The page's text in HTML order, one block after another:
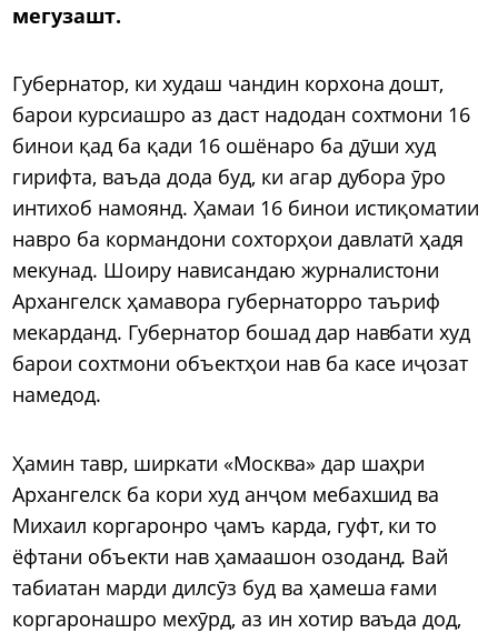
мегузашт.
Губернатор, ки худаш чандин корхона дошт,
барои курсиашро аз даст надодан сохтмони 16
бинои қад ба қади 16 ошёнаро ба дӯши худ
гирифта, ваъда дода буд, ки агар дубора ӯро
интихоб намоянд. Ҳамаи 16 бинои истиқоматии
навро ба кормандони сохторҳои давлатӣ ҳадя
мекунад. Шоиру нависандаю журналистони
Архангелск ҳамавора губернаторро таъриф
мекарданд. Губернатор бошад дар навбати худ
барои сохтмони объектҳои нав ба касе иҷозат
намедод.
Ҳамин тавр, ширкати «Москва» дар шаҳри
Архангелск ба кори худ анҷом мебахшид ва
Михаил коргаронро ҷамъ карда, гуфт, ки то
ёфтани объекти нав ҳамаашон озоданд. Вай
табиатан марди дилсӯз буд ва ҳамеша ғами
коргаронашро мехӯрд, аз ин хотир ваъда дод,